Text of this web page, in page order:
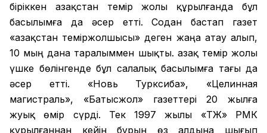
біріккен Қазақстан темір жолы құрылғанда бұл
басылымға да әсер етті. Содан бастап газет
«Қазақстан теміржолшысы» деген жаңа атау алып,
10 мың дана таралыммен шықты. Қазақ темір жолы
үшке бөлінгенде бұл салалық басылымға тағы да
әсер етті. «Новь Турксиба», «Целинная
магистраль», «Батысжол» газеттері 20 жылға
жуық өмір сүрді. Тек 1997 жылы «ҚТЖ» РМК
құрылғаннан кейін бұрын өз алдына шығып